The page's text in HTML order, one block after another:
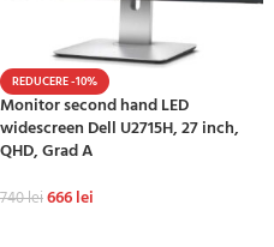
REDUCERE -10%
Monitor second hand LED
widescreen Dell U2715H, 27 inch,
QHD, Grad A
740lei666lei